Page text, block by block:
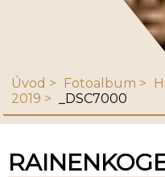
Úvod Fotoalbum
2019
_DSC7000